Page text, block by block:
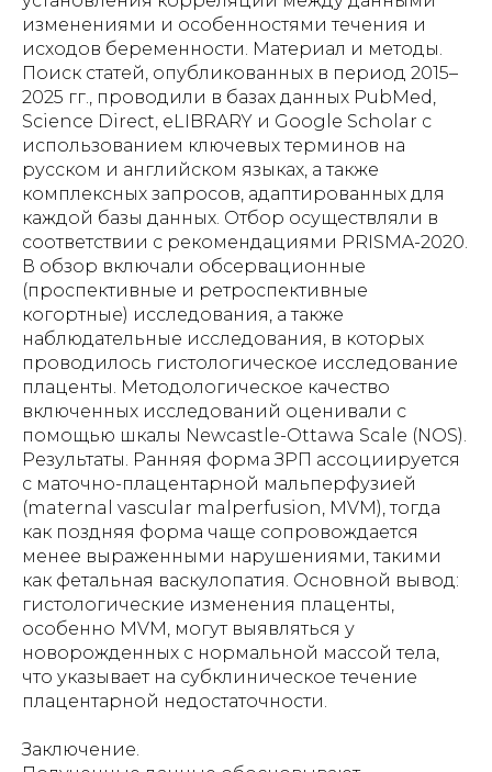
изменениями и особенностями течения и
исходов беременности. Материал и методы.
Поиск статей, опубликованных в период 2015–
2025 гг., проводили в базах данных PubMed,
Science Direct, eLIBRARY и Google Scholar с
использованием ключевых терминов на
русском и английском языках, а также
комплексных запросов, адаптированных для
каждой базы данных. Отбор осуществляли в
соответствии с рекомендациями PRISMA-2020.
В обзор включали обсервационные
(проспективные и ретроспективные
когортные) исследования, а также
наблюдательные исследования, в которых
проводилось гистологическое исследование
плаценты. Методологическое качество
включенных исследований оценивали с
помощью шкалы Newcastle-Ottawa Scale (NOS).
Результаты. Ранняя форма ЗРП ассоциируется
с маточно-плацентарной мальперфузией
(maternal vascular malperfusion, MVM), тогда
как поздняя форма чаще сопровождается
менее выраженными нарушениями, такими
как фетальная васкулопатия. Основной вывод:
гистологические изменения плаценты,
особенно MVM, могут выявляться у
новорожденных с нормальной массой тела,
что указывает на субклиническое течение
плацентарной недостаточности.
Заключение.